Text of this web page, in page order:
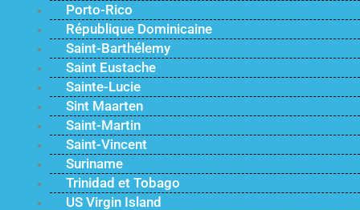
Porto-Rico
République Dominicaine
Saint-Barthélemy
Saint Eustache
Sainte-Lucie
Sint Maarten
Saint-Martin
Saint-Vincent
Suriname
Trinidad et Tobago
US Virgin Island